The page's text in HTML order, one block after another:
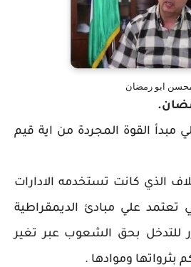
ابو رمضان
مبدأ القوة المجردة من اية قيم
الذي كانت تستخدمه الادارات
تعتمد علي مبادئ الديمقراطية
للتدخل بحق الشعوب عبر تغير
بثرواتها وموادها .